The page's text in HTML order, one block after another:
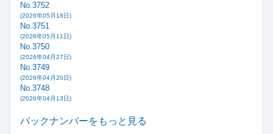
No.3752
(2026年05月18日)
No.3751
(2026年05月11日)
No.3750
(2026年04月27日)
No.3749
(2026年04月20日)
No.3748
(2026年04月13日)
バックナンバーをもっと見る